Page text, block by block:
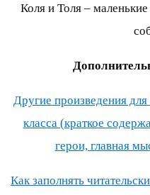
Коля и Толя –
Другие произведения для
класса (краткое
герои, главная
Как заполнять